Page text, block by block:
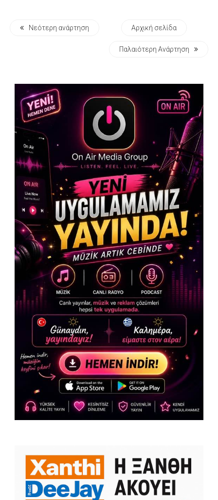
Νεότερη ανάρτηση Αρχική σελίδα
Παλαιότερη Ανάρτηση